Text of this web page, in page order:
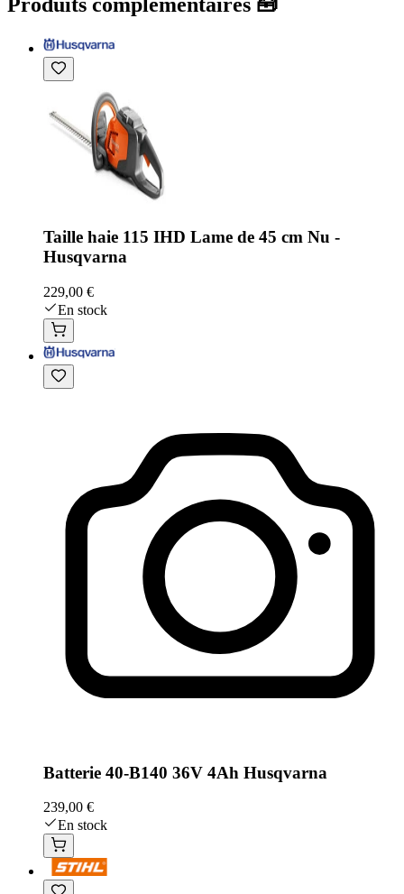
Taille haie 115 IHD Lame de 45 cm Nu -
Husqvarna
229,00 €
En stock
Batterie 40-B140 36V 4Ah Husqvarna
239,00 €
En stock